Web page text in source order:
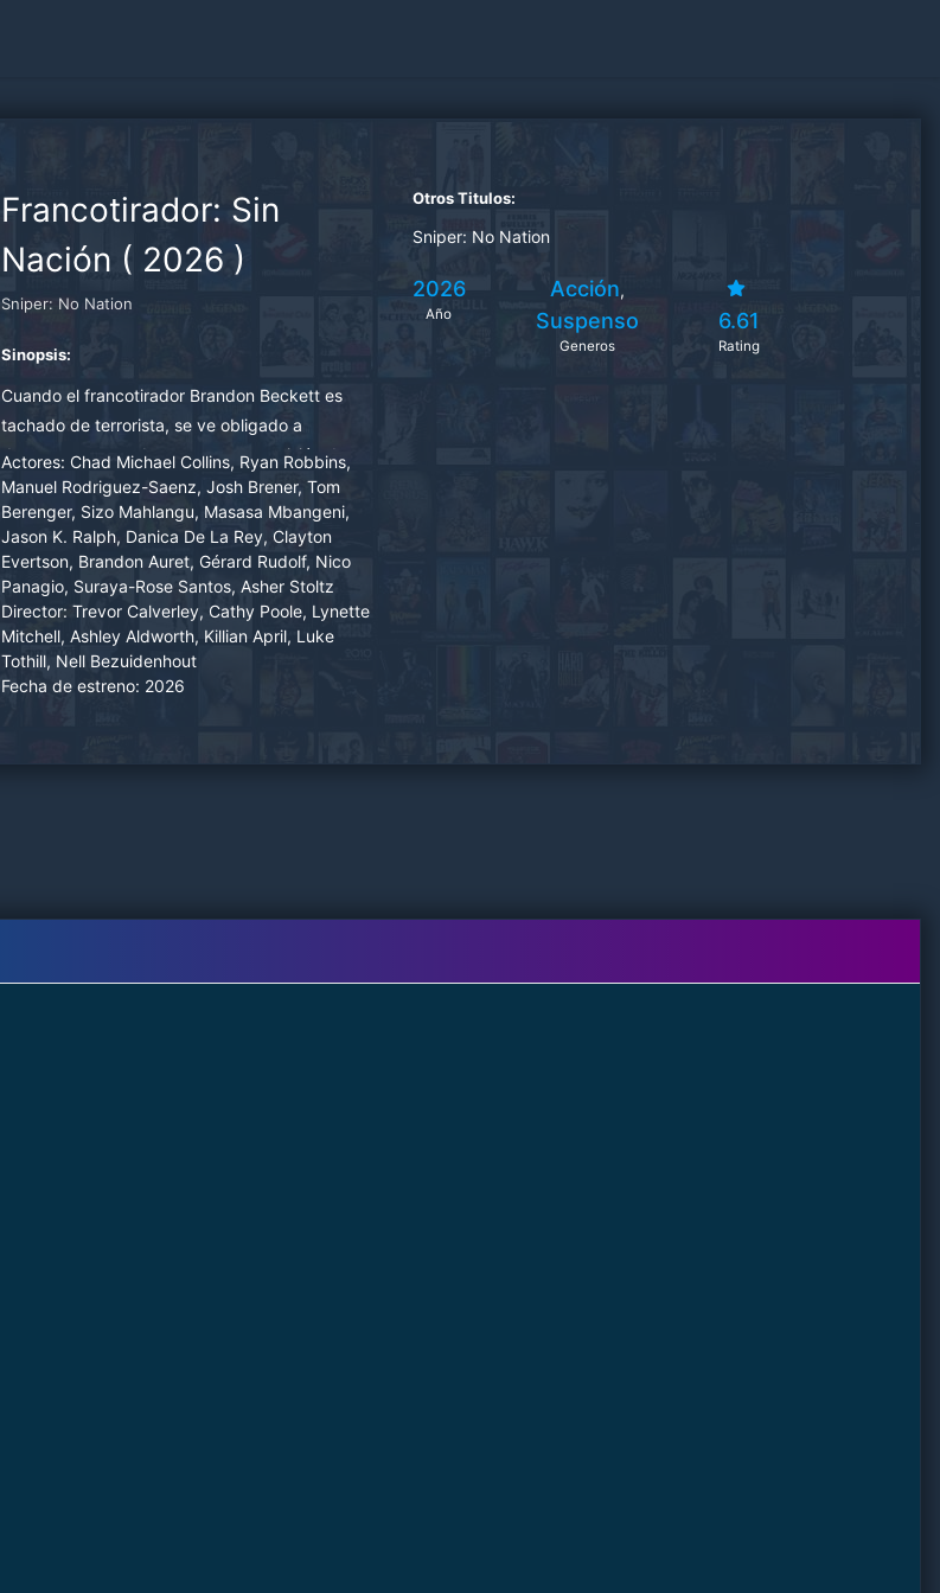
Francotirador: Sin
Nación ( 2026 )
Sniper: No Nation
Sinopsis:
Cuando el francotirador Brandon Beckett es
tachado de terrorista, se ve obligado a
desaparecer y embarcarse en una misión de
rescate imposible junto a su legendario padre.
Actores: Chad Michael Collins, Ryan Robbins,
Manuel Rodriguez-Saenz, Josh Brener, Tom
Berenger, Sizo Mahlangu, Masasa Mbangeni,
Jason K. Ralph, Danica De La Rey, Clayton
Evertson, Brandon Auret, Gérard Rudolf, Nico
Panagio, Suraya-Rose Santos, Asher Stoltz
Director: Trevor Calverley, Cathy Poole, Lynette
Mitchell, Ashley Aldworth, Killian April, Luke
Tothill, Nell Bezuidenhout
Fecha de estreno: 2026
Otros Titulos:
Sniper: No Nation
2026
Año
Acción,
Suspenso
Generos
6.61
Rating